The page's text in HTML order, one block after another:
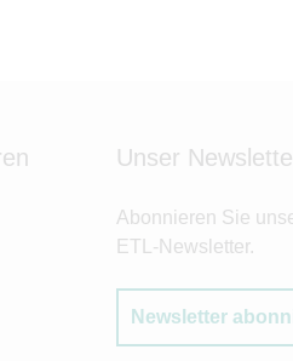
Unser
Abonnieren Sie
ETL-Newsletter.
Newsletter